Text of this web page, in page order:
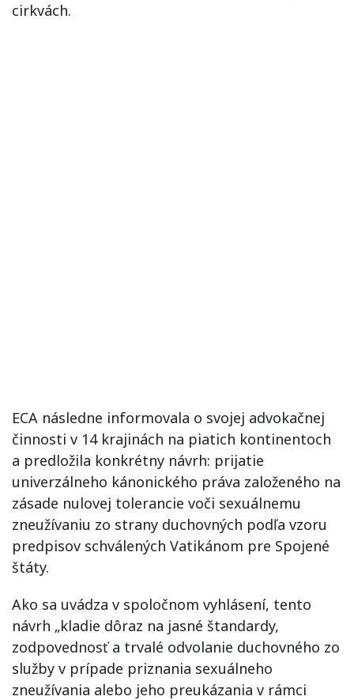
cirkvách.
ECA následne informovala o svojej advokačnej
činnosti v 14 krajinách na piatich kontinentoch
a predložila konkrétny návrh: prijatie
univerzálneho kánonického práva založeného na
zásade nulovej tolerancie voči sexuálnemu
zneužívaniu zo strany duchovných podľa vzoru
predpisov schválených Vatikánom pre Spojené
štáty.
Ako sa uvádza v spoločnom vyhlásení, tento
návrh „kladie dôraz na jasné štandardy,
zodpovednosť a trvalé odvolanie duchovného zo
služby v prípade priznania sexuálneho
zneužívania alebo jeho preukázania v rámci